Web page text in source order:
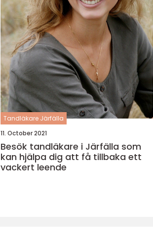
Tandläkare Järfälla
11. October 2021
Besök tandläkare i Järfälla som
kan hjälpa dig att få tillbaka ett
vackert leende